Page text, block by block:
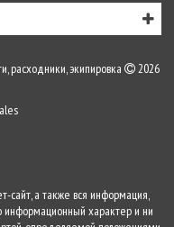
расходники, экипировка 2026
сайт, а также вся информация,
информационный характер и ни